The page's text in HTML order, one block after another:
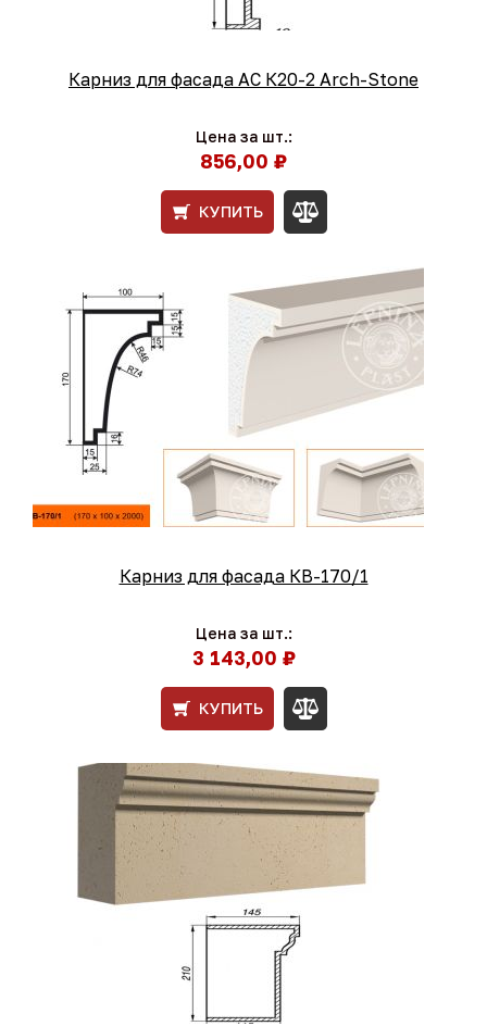
Карниз для фасада АС К20-2 Arch-Stone
Цена за шт.:
856,00 ₽
КУПИТЬ
Карниз для фасада КВ-170/1
Цена за шт.:
3 143,00 ₽
КУПИТЬ